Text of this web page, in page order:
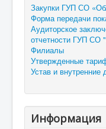
Закупки ГУП СО
Форма передачи
Аудиторское
отчетности ГУП СО
Филиалы
Утвержденные
Устав и внутренние
Информация